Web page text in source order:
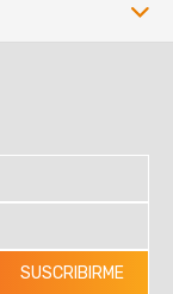
SUSCRIBIRME